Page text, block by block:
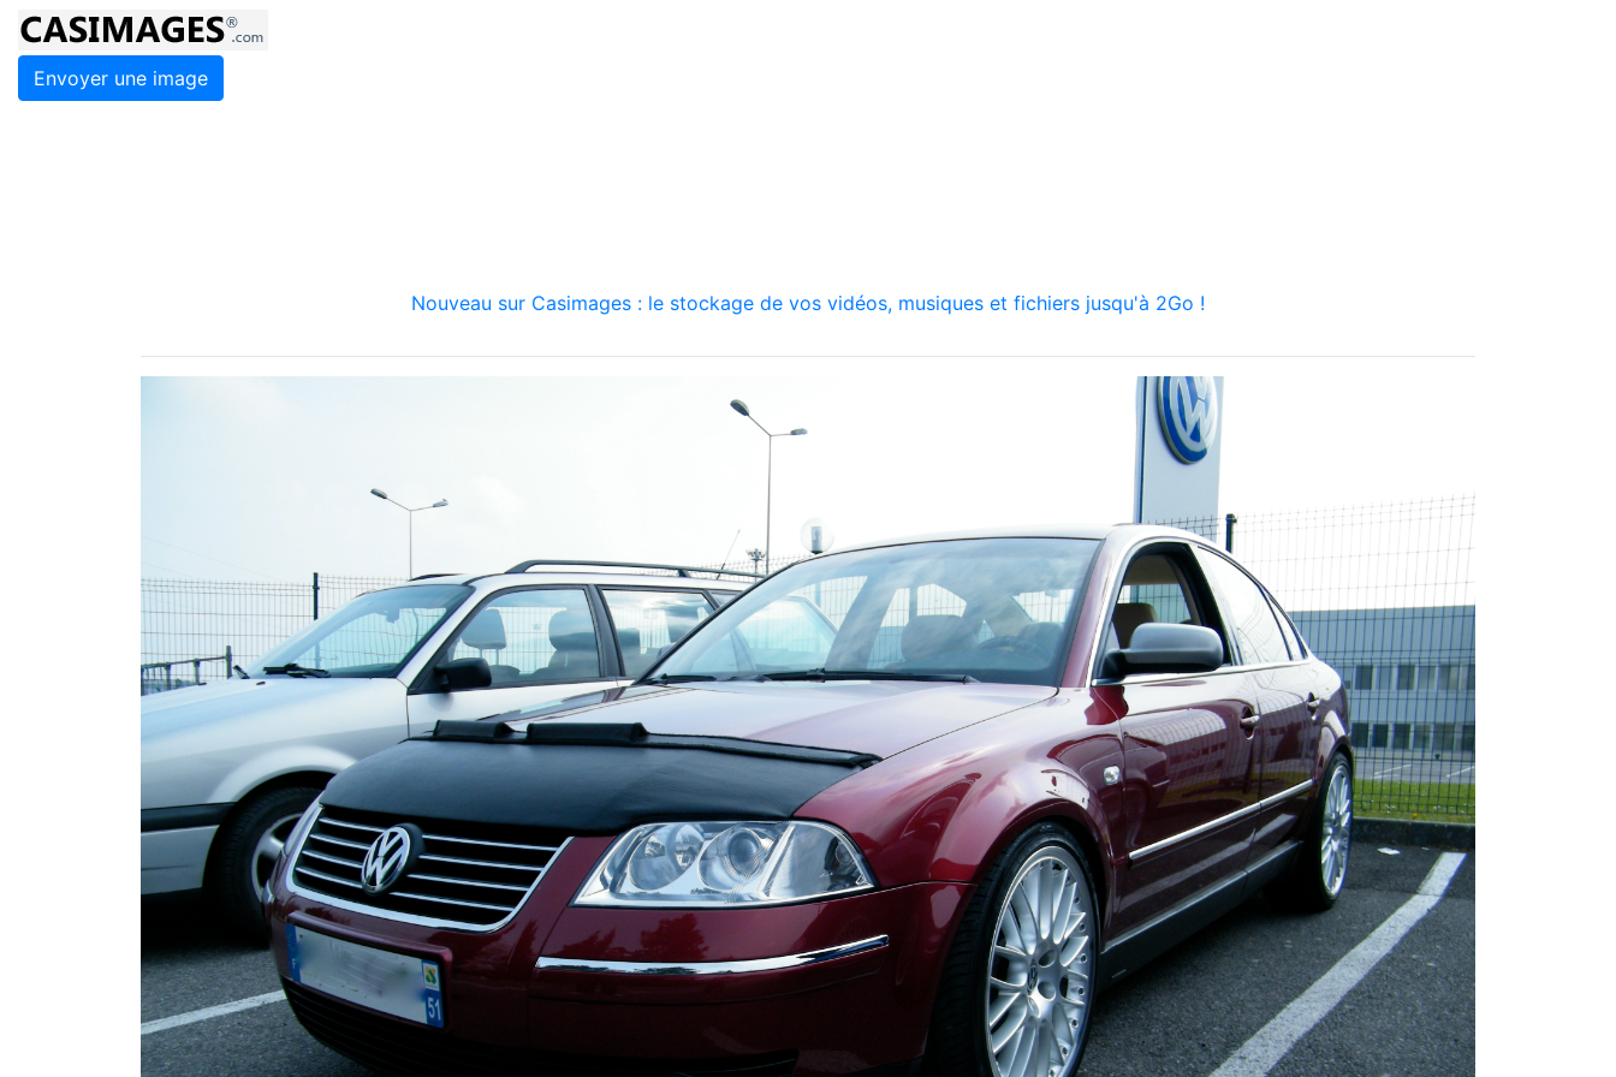
Envoyer une image
Nouveau sur Casimages : le stockage de vos vidéos, musiques et fichiers jusqu'à 2Go !